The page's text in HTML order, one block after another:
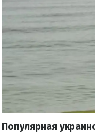
Популярная